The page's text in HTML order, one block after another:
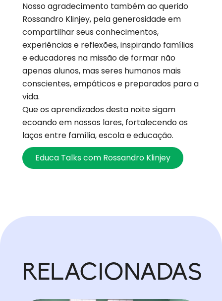
Nosso agradecimento também ao querido
Rossandro Klinjey, pela generosidade em
compartilhar seus conhecimentos,
experiências e reflexões, inspirando famílias
e educadores na missão de formar não
apenas alunos, mas seres humanos mais
conscientes, empáticos e preparados para a
vida.
Que os aprendizados desta noite sigam
ecoando em nossos lares, fortalecendo os
laços entre família, escola e educação.
Educa Talks com Rossandro Klinjey
RELACIONADAS